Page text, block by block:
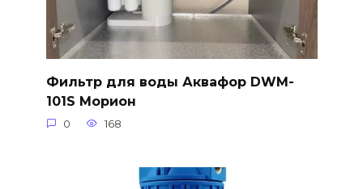
Фильтр для воды Аквафор DWM-
101S Морион
0 168